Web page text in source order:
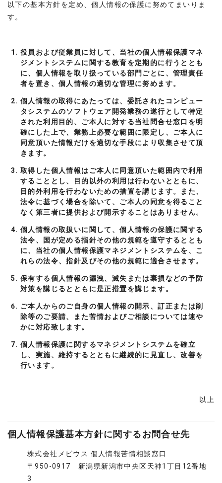
以下の基本方針を定め、個人情報の保護に努めてまいりま
す。
役員および従業員に対して、当社の個人情報保護マネ
ジメントシステムに関する教育を定期的に行うととも
に、個人情報を取り扱っている部門ごとに、管理責任
者を置き、個人情報の適切な管理に努めます。
個人情報の取得にあたっては、委託されたコンピュー
タシステムのソフトウェア開発業務の遂行として特定
された利用目的、ご本人に対する当社問合せ窓口を明
確にした上で、業務上必要な範囲に限定し、ご本人に
同意頂いた情報だけを適切な手段により収集させて頂
きます。
取得した個人情報はご本人に同意頂いた範囲内で利用
することとし、目的以外の利用は行わないとともに、
目的外利用を行わないための措置を講じます。また、
法令に基づく場合を除いて、ご本人の同意を得ること
なく第三者に提供および開示することはありません。
個人情報の取扱いに関して、個人情報の保護に関する
法令、国が定める指針その他の規範を遵守するととも
に、当社の個人情報保護マネジメントシステムを、こ
れらの法令、指針及びその他の規範に適合させます。
保有する個人情報の漏洩、滅失または棄損などの予防
対策を講じるとともに是正措置を講じます。
ご本人からのご自身の個人情報の開示、訂正または削
除等のご要請、また苦情およびご相談については速や
かに対応致します。
個人情報保護に関するマネジメントシステムを確立
し、実施、維持するとともに継続的に見直し、改善を
行います。
以上
個人情報保護基本方針に関するお問合せ先
株式会社メビウス 個人情報苦情相談窓口
〒950-0917 新潟県新潟市中央区天神1丁目12番地
3